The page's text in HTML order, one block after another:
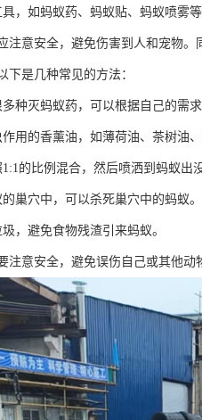
，如蚂蚁药、蚂蚁贴、蚂蚁喷雾
注意安全，避免伤害到人和宠物。
下是几种常见的方法：
种灭蚂蚁药，可以根据自己的需
用的香薰油，如薄荷油、茶树油
的比例混合，然后喷洒到蚂蚁出
巢穴中，可以杀死巢穴中的蚂蚁。
，避免食物残渣引来蚂蚁。
注意安全，避免误伤自己或其他动